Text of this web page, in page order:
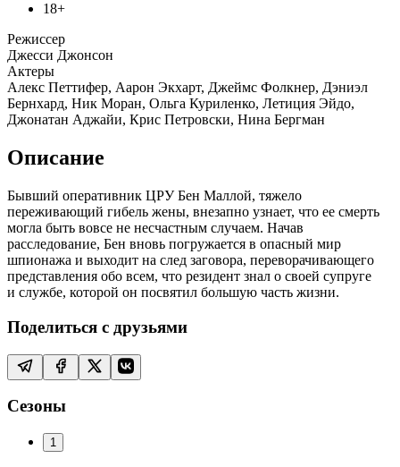
18+
Режиссер
Джесси Джонсон
Актеры
Алекс Петтифер, Аарон Экхарт, Джеймс Фолкнер, Дэниэл
Бернхард, Ник Моран, Ольга Куриленко, Летиция Эйдо,
Джонатан Аджайи, Крис Петровски, Нина Бергман
Описание
Бывший оперативник ЦРУ Бен Маллой, тяжело
переживающий гибель жены, внезапно узнает, что ее смерть
могла быть вовсе не несчастным случаем. Начав
расследование, Бен вновь погружается в опасный мир
шпионажа и выходит на след заговора, переворачивающего
представления обо всем, что резидент знал о своей супруге
и службе, которой он посвятил большую часть жизни.
Поделиться с друзьями
Сезоны
1